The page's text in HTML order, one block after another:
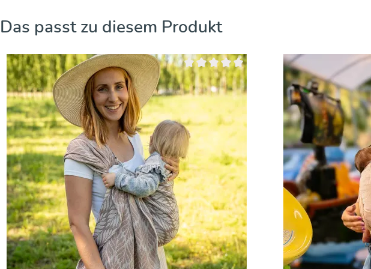
Produktgalerie überspringen
Das passt zu diesem Produkt
Durchschnittliche Bewertung von 0 von 5 Sternen